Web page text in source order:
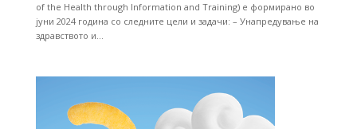
of the Health through Information and Training) е формирано во
јуни 2024 година со следните цели и задачи: – Унапредување на
здравството и...